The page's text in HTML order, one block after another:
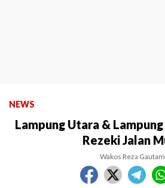
NEWS
Lampung Utara &
Rezeki Jalan
Wakos Reza